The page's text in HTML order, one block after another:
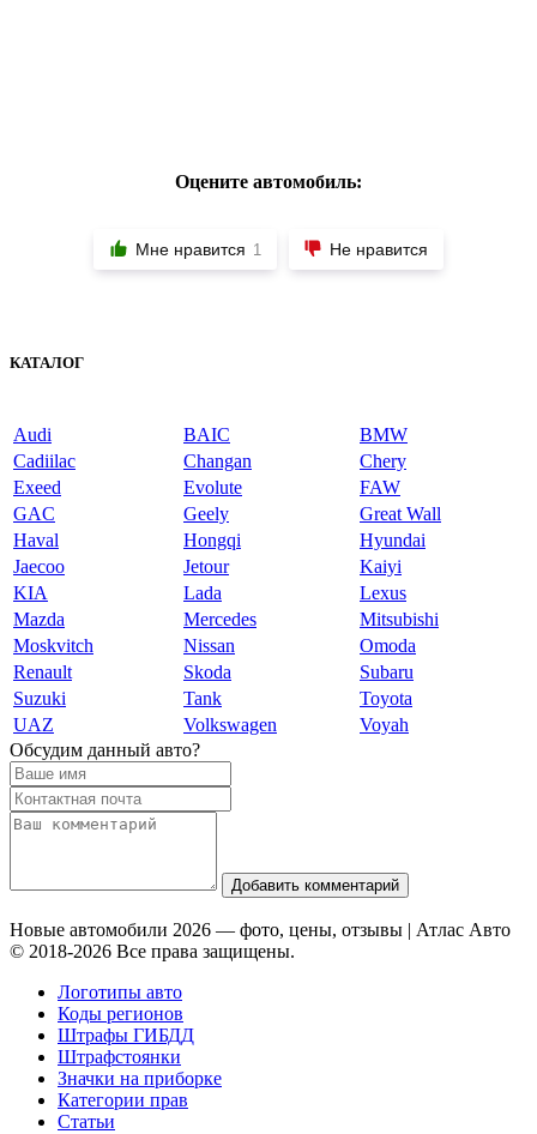
Оцените автомобиль:
Мне нравится 1 Не нравится
КАТАЛОГ
Audi BAIC
BMW
Cadiilac
Changan
Chery
Exeed
Evolute
FAW
GAC
Geely
Great Wall
Haval
Hongqi
Hyundai
Jaecoo
Jetour
Kaiyi
KIA
Lada
Lexus
Mazda
Mercedes
Mitsubishi
Moskvitch
Nissan
Omoda
Renault
Skoda
Subaru
Suzuki
Tank
Toyota
UAZ
Volkswagen
Voyah
Обсудим данный авто?
Добавить комментарий
Новые автомобили 2026 — фото, цены, отзывы | Атлас Авто
© 2018-2026 Все права защищены.
Логотипы авто
Коды регионов
Штрафы ГИБДД
Штрафстоянки
Значки на приборке
Категории прав
Статьи